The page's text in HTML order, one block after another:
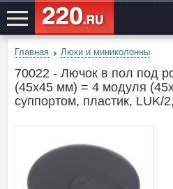
ЭЛЕКТРОСАЙТ№1
Главная Люки и миниколонны
70022 - Лючок в пол под
(45х45 мм) = 4 модуля
суппортом, пластик, LUK/